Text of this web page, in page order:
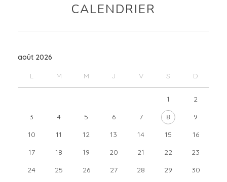
CALENDRIER
août 2026
L M M J V S D
1
2
3
4 5 6 7 8
9
10
11 12 13 14 15
16
17
18 19 20 21 22
23
24
25 26 27 28 29
30